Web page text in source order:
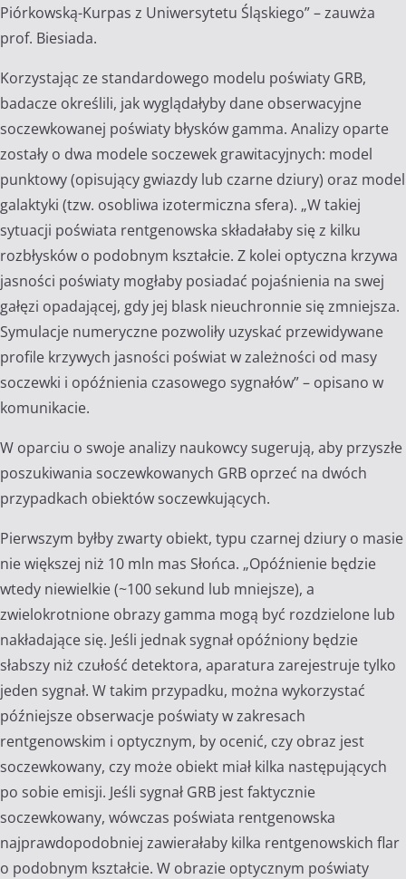
Piórkowską-Kurpas z Uniwersytetu Śląskiego” – zauwża
prof. Biesiada.
Korzystając ze standardowego modelu poświaty GRB,
badacze określili, jak wyglądałyby dane obserwacyjne
soczewkowanej poświaty błysków gamma. Analizy oparte
zostały o dwa modele soczewek grawitacyjnych: model
punktowy (opisujący gwiazdy lub czarne dziury) oraz model
galaktyki (tzw. osobliwa izotermiczna sfera). „W takiej
sytuacji poświata rentgenowska składałaby się z kilku
rozbłysków o podobnym kształcie. Z kolei optyczna krzywa
jasności poświaty mogłaby posiadać pojaśnienia na swej
gałęzi opadającej, gdy jej blask nieuchronnie się zmniejsza.
Symulacje numeryczne pozwoliły uzyskać przewidywane
profile krzywych jasności poświat w zależności od masy
soczewki i opóźnienia czasowego sygnałów” – opisano w
komunikacie.
W oparciu o swoje analizy naukowcy sugerują, aby przyszłe
poszukiwania soczewkowanych GRB oprzeć na dwóch
przypadkach obiektów soczewkujących.
Pierwszym byłby zwarty obiekt, typu czarnej dziury o masie
nie większej niż 10 mln mas Słońca. „Opóźnienie będzie
wtedy niewielkie (~100 sekund lub mniejsze), a
zwielokrotnione obrazy gamma mogą być rozdzielone lub
nakładające się. Jeśli jednak sygnał opóźniony będzie
słabszy niż czułość detektora, aparatura zarejestruje tylko
jeden sygnał. W takim przypadku, można wykorzystać
późniejsze obserwacje poświaty w zakresach
rentgenowskim i optycznym, by ocenić, czy obraz jest
soczewkowany, czy może obiekt miał kilka następujących
po sobie emisji. Jeśli sygnał GRB jest faktycznie
soczewkowany, wówczas poświata rentgenowska
najprawdopodobniej zawierałaby kilka rentgenowskich flar
o podobnym kształcie. W obrazie optycznym poświaty